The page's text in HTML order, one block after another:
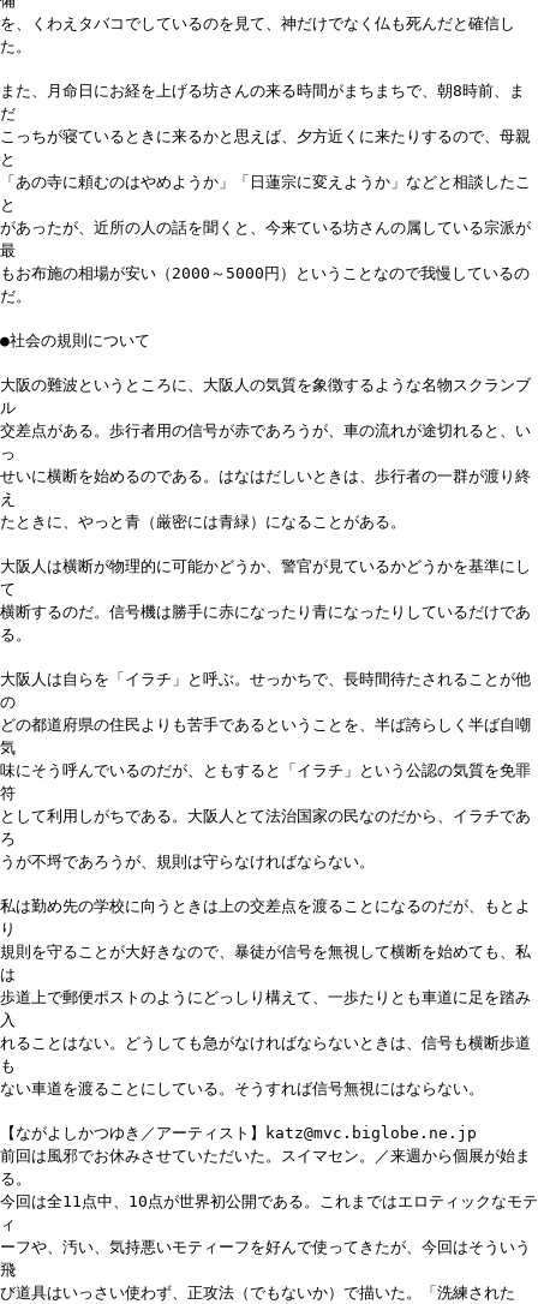
を、くわえタバコでしているのを見て、神だけでなく仏も死んだと確信し
た。
また、月命日にお経を上げる坊さんの来る時間がまちまちで、朝8時前、ま
だ
こっちが寝ているときに来るかと思えば、夕方近くに来たりするので、母親
と
「あの寺に頼むのはやめようか」「日蓮宗に変えようか」などと相談したこ
と
があったが、近所の人の話を聞くと、今来ている坊さんの属している宗派が
最
もお布施の相場が安い（2000～5000円）ということなので我慢しているの
だ。
●社会の規則について
大阪の難波というところに、大阪人の気質を象徴するような名物スクランブ
ル
交差点がある。歩行者用の信号が赤であろうが、車の流れが途切れると、い
っ
せいに横断を始めるのである。はなはだしいときは、歩行者の一群が渡り終
え
たときに、やっと青（厳密には青緑）になることがある。
大阪人は横断が物理的に可能かどうか、警官が見ているかどうかを基準にし
て
横断するのだ。信号機は勝手に赤になったり青になったりしているだけであ
る。
大阪人は自らを「イラチ」と呼ぶ。せっかちで、長時間待たされることが他
の
どの都道府県の住民よりも苦手であるということを、半ば誇らしく半ば自嘲
気
味にそう呼んでいるのだが、ともすると「イラチ」という公認の気質を免罪
符
として利用しがちである。大阪人とて法治国家の民なのだから、イラチであ
ろ
うが不埒であろうが、規則は守らなければならない。
私は勤め先の学校に向うときは上の交差点を渡ることになるのだが、もとよ
り
規則を守ることが大好きなので、暴徒が信号を無視して横断を始めても、私
は
歩道上で郵便ポストのようにどっしり構えて、一歩たりとも車道に足を踏み
入
れることはない。どうしても急がなければならないときは、信号も横断歩道
も
ない車道を渡ることにしている。そうすれば信号無視にはならない。
【ながよしかつゆき／アーティスト】katz@mvc.biglobe.ne.jp
前回は風邪でお休みさせていただいた。スイマセン。／来週から個展が始ま
る。
今回は全11点中、10点が世界初公開である。これまではエロティックなモテ
ィ
ーフや、汚い、気持悪いモティーフを好んで使ってきたが、今回はそういう
飛
び道具はいっさい使わず、正攻法（でもないか）で描いた。「洗練された